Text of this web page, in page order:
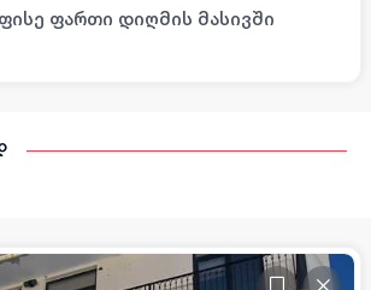
ფართი დიღმის მასივში